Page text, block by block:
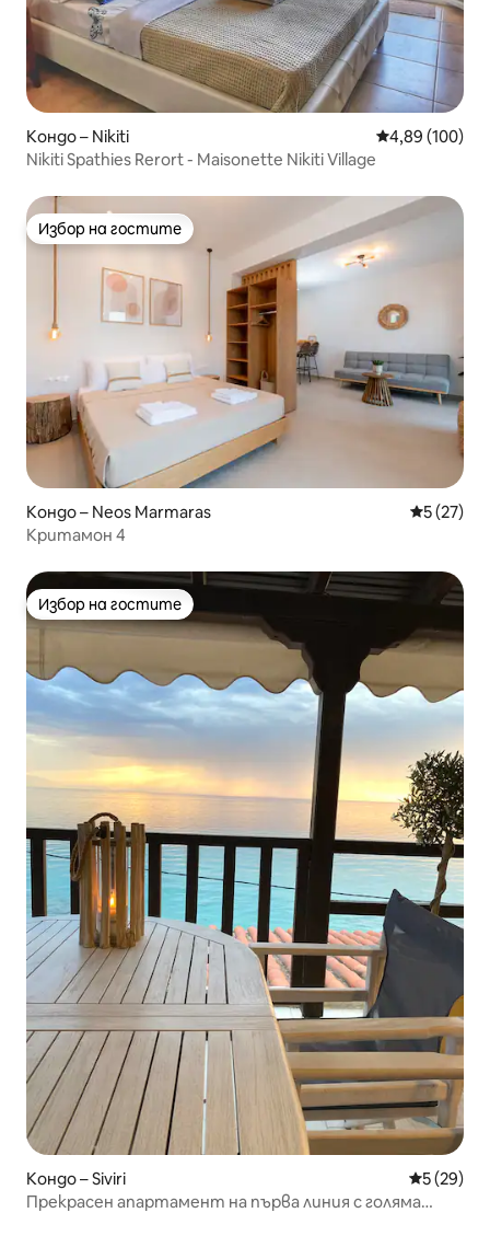
Кондо – Nikiti Средна
4,89 (100)
Nikiti Spathies Rerort - Maisonette Nikiti Village
Избор на гостите
Избор на гостите
Кондо – Neos Marmaras Средна
5 (27)
Критамон 4
Избор на гостите
Избор на гостите
Кондо – Siviri Средна
5 (29)
Прекрасен апартамент на първа линия с голяма